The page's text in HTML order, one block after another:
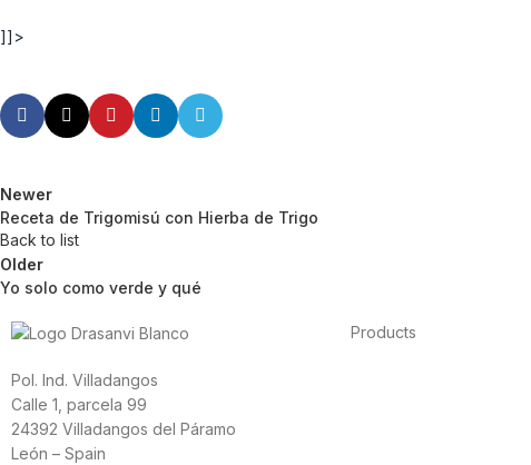
]]>
Newer
Receta de Trigomisú con Hierba de Trigo
Back to list
Older
Yo solo como verde y qué
Pol. Ind. Villadangos
Calle 1, parcela 99
24392 Villadangos del Páramo
León – Spain
Products